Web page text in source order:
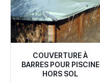
COUVERTURE À
BARRES POUR PISCINE
HORS SOL